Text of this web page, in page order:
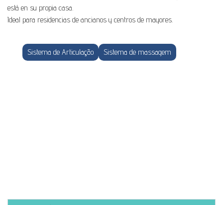
está en su propia casa.
Ideal para residencias de ancianos y centros de mayores.
Sistema de Articulação Sistema de massagem